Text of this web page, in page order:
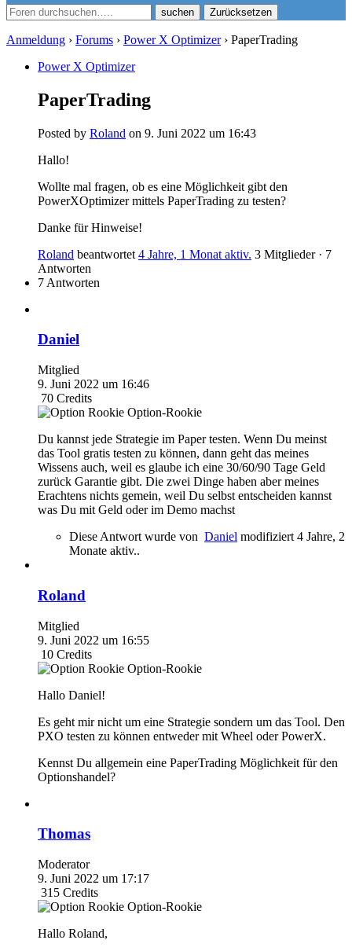
Zurücksetzen
Anmeldung › Forums › Power X Optimizer › PaperTrading
Power X Optimizer
PaperTrading
Posted by Roland on 9. Juni 2022 um 16:43
Hallo!
Wollte mal fragen, ob es eine Möglichkeit gibt den
PowerXOptimizer mittels PaperTrading zu testen?
Danke für Hinweise!
Roland beantwortet 4 Jahre, 1 Monat aktiv. 3 Mitglieder · 7
Antworten
7 Antworten
Daniel
Mitglied
9. Juni 2022 um 16:46
70 Credits
Option-Rookie
Du kannst jede Strategie im Paper testen. Wenn Du meinst
das Tool gratis testen zu können, dann geht das meines
Wissens auch, weil es glaube ich eine 30/60/90 Tage Geld
zurück Garantie gibt. Die zwei Dinge haben aber meines
Erachtens nichts gemein, weil Du selbst entscheiden kannst
was Du mit Geld oder im Demo machst
Diese Antwort wurde von Daniel modifiziert 4 Jahre, 2
Monate aktiv..
Roland
Mitglied
9. Juni 2022 um 16:55
10 Credits
Option-Rookie
Hallo Daniel!
Es geht mir nicht um eine Strategie sondern um das Tool. Den
PXO testen zu können entweder mit Wheel oder PowerX.
Kennst Du allgemein eine PaperTrading Möglichkeit für den
Optionshandel?
Thomas
Moderator
9. Juni 2022 um 17:17
315 Credits
Option-Rookie
Hallo Roland,